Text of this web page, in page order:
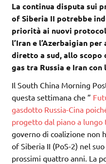
La continua disputa sui
of Siberia II potrebbe
priorità ai nuovi
l’Iran e l’Azerbaigian
diretto a sud, allo
gas tra Russia e Iran con
Il South China Morning
questa settimana che ”
gasdotto Russia-Cina
progetto dal piano a lungo
governo di coalizione non
of Siberia II (PoS-2) nel
prossimi quattro anni. La